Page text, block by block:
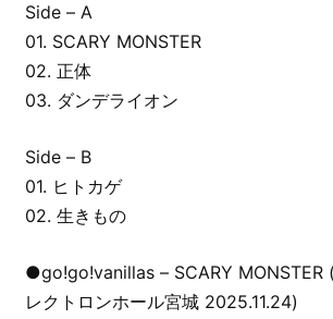
Side – A
01. SCARY MONSTER
02. 正体
03. ダンデライオン
Side – B
01. ヒトカゲ
02. 生きもの
●go!go!vanillas – SCARY MONSTER
レクトロンホール宮城 2025.11.24)